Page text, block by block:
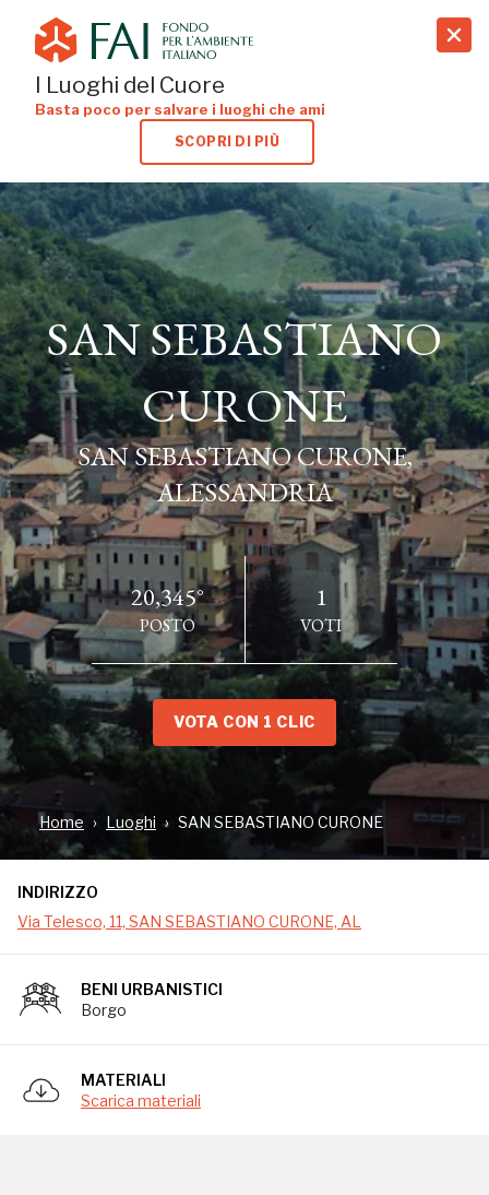
search
I Luoghi del Cuore
Basta poco per salvare i luoghi che ami
SCOPRI DI PIÙ
SAN SEBASTIANO
CURONE
SAN SEBASTIANO CURONE,
ALESSANDRIA
20,345°
POSTO
1
VOTI
VOTA CON 1 CLIC
Home Luoghi SAN SEBASTIANO CURONE
INDIRIZZO
Via Telesco, 11, SAN SEBASTIANO CURONE, AL
BENI URBANISTICI
Borgo
MATERIALI
Scarica materiali
SAN SEBASTIANO
CURONE
SAN SEBASTIANO CURONE,
ALESSANDRIA
INDIRIZZO
Via Telesco, 11, SAN SEBASTIANO CURONE, AL
abitanti della provincia di Alessandria, in Piemonte,
posto alla confluenza dei torrenti Museglia e
Curone. Fu per secoli parte dei Feudi imperiali e
tappa fondamentale sulla via del sale che collegava
Giani (1758 - 1823), pittore neoclassico che lavorò,
tra gli altri, per Napoleone Bonaparte e
l'imperatrice Caterina II di Russia e Piero Leddi